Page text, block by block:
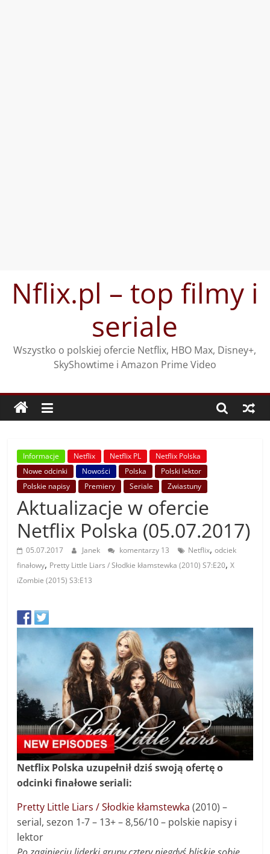
treściNflix.pl – top filmy i
seriale
Wszystko o polskiej ofercie Netflix, HBO Max, Disney+,
SkyShowtime i Amazon Prime Video
Informacje Netflix Netflix PL
Netflix Polska
Nowe odcinki
Nowości Polska
Polski lektor
Polskie napisy
Premiery Seriale Zwiastuny
Aktualizacje w ofercie
Netflix Polska (05.07.2017)
05.07.2017 Janek komentarzy 13 Netflix,odciek
finałowy, Pretty Little Liars / Słodkie kłamstewka (2010) S7:E20,X
iZombie (2015) S3:E13
Netflix Polska uzupełnił dziś swoją ofertę o
odcinki finałowe seriali:
Pretty Little Liars / Słodkie kłamstewka (2010) –
serial, sezon 1-7 – 13+ –8,56/10– polskie napisy i
lektor